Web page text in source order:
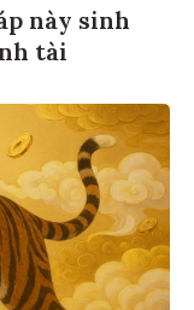
này sinh
tài